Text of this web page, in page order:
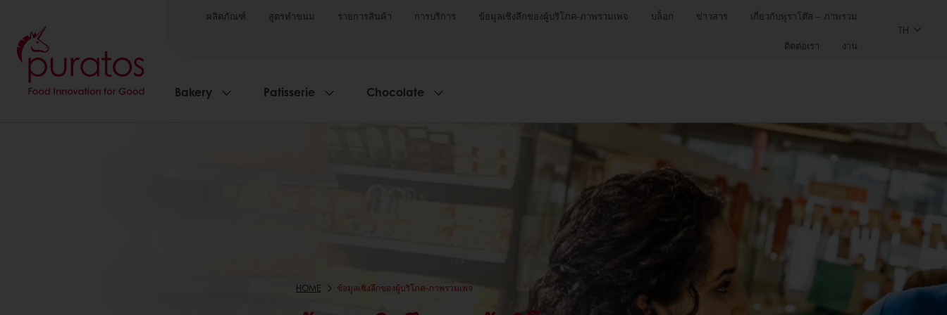
ผลิตภัณฑ์ สูตรทำขนม รายการสินค้า การบริการ ข้อมูลเชิงลึกของผู้บริโภค-ภาพรวมเพจ บล็อก ข่าวสาร เกี่ยวกับพูราโต๊ส – ภาพรวม
ติดต่อเรา งาน
TH
Bakery Patisserie Chocolate
HOME ข้อมูลเชิงลึกของผู้บริโภค-ภาพรวมเพจ